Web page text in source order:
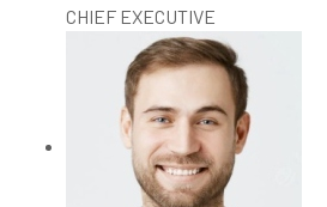
CHIEF EXECUTIVE